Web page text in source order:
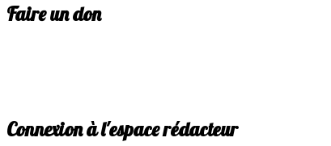
Faire un don
Connexion à l'espace rédacteur